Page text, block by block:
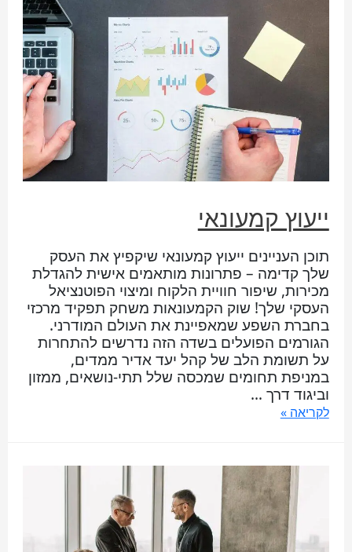
ייעוץ קמעונאי
תוכן העניינים ייעוץ קמעונאי שיקפיץ את העסק
שלך קדימה – פתרונות מותאמים אישית להגדלת
מכירות, שיפור חוויית הלקוח ומיצוי הפוטנציאל
העסקי שלך! שוק הקמעונאות משחק תפקיד מרכזי
בחברת השפע שמאפיינת את העולם המודרני.
הגורמים הפועלים בשדה הזה נדרשים להתחרות
על תשומת הלב של קהל יעד אדיר ממדים,
במניפת תחומים שמכסה שלל תתי-נושאים, ממזון
וביגוד דרך …
לקריאה »